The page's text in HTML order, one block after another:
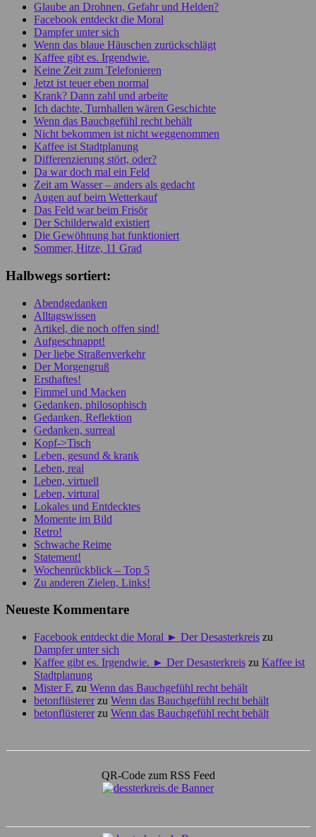
Glaube an Drohnen, Gefahr und Helden?
Facebook entdeckt die Moral
Dampfer unter sich
Wenn das blaue Häuschen zurückschlägt
Kaffee gibt es. Irgendwie.
Keine Zeit zum Telefonieren
Jetzt ist teuer eben normal
Krank? Dann zahl und arbeite
Ich dachte, Turnhallen wären Geschichte
Wenn das Bauchgefühl recht behält
Nicht bekommen ist nicht weggenommen
Kaffee ist Stadtplanung
Differenzierung stört, oder?
Da war doch mal ein Feld
Zeit am Wasser – anders als gedacht
Augen auf beim Wetterkauf
Das Feld war beim Frisör
Der Schilderwald existiert
Die Gewöhnung hat funktioniert
Sommer, Hitze, 11 Grad
Halbwegs sortiert:
Abendgedanken
Alltagswissen
Artikel, die noch offen sind!
Aufgeschnappt!
Der liebe Straßenverkehr
Der Morgengruß
Ersthaftes!
Fimmel und Macken
Gedanken, philosophisch
Gedanken, Reflektion
Gedanken, surreal
Kopf->Tisch
Leben, gesund & krank
Leben, real
Leben, virtuell
Leben, virtural
Lokales und Entdecktes
Momente im Bild
Retro!
Schwache Reime
Statement!
Wochenrückblick – Top 5
Zu anderen Zielen, Links!
Neueste Kommentare
Facebook entdeckt die Moral ► Der Desasterkreis zu
Dampfer unter sich
Kaffee gibt es. Irgendwie. ► Der Desasterkreis zu Kaffee ist
Stadtplanung
Mister F. zu Wenn das Bauchgefühl recht behält
betonflüstererzu Wenn das Bauchgefühl recht behält
betonflüstererzu Wenn das Bauchgefühl recht behält
QR-Code zum RSS Feed